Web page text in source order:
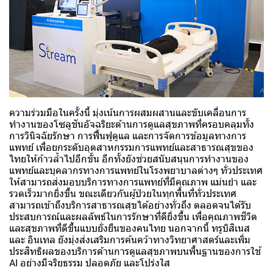
ความร่วมมือในครั้งนี้ มุ่งเน้นการผสมผสานและขับเคลื่อนการ
ทำงานของโซลูชันอัจฉริยะด้านการดูแลสุขภาพที่ครอบคลุมทั้ง
การวินิจฉัยรักษา การฟื้นฟูดูแล และการจัดการข้อมูลทางการ
แพทย์ เพื่อยกระดับอุตสาหกรรมการแพทย์และสาธารณสุขของ
ไทยให้ก้าวล้ำไปอีกขั้น อีกทั้งยังช่วยสนับสนุนการทำงานของ
แพทย์และบุคลากรทางการแพทย์ในโรงพยาบาลต่างๆ ทั่วประเทศ
ให้สามารถส่งมอบบริการทางการแพทย์ที่มีคุณภาพ แม่นยำ และ
รวดเร็วมากยิ่งขึ้น ขณะเดียวกันผู้ป่วยในทุกพื้นที่ทั่วประเทศ
สามารถเข้าถึงบริการสาธารณสุขได้อย่างทั่วถึง ตลอดจนได้รับ
ประสบการณ์และผลลัพธ์ในการรักษาที่ดียิ่งขึ้น เพื่อคุณภาพชีวิต
และสุขภาพที่ดีขึ้นแบบยั่งยืนของคนไทย นอกจากนี้ ทรูบิสิเนส
และ อินเทล ยังมุ่งส่งเสริมการค้นคว้าทางวิทยาศาสตร์และเพิ่ม
ประสิทธิผลของบริการด้านการดูแลสุขภาพบนพื้นฐานของการใช้
AI อย่างมีจริยธรรม ปลอดภัย และโปร่งใส